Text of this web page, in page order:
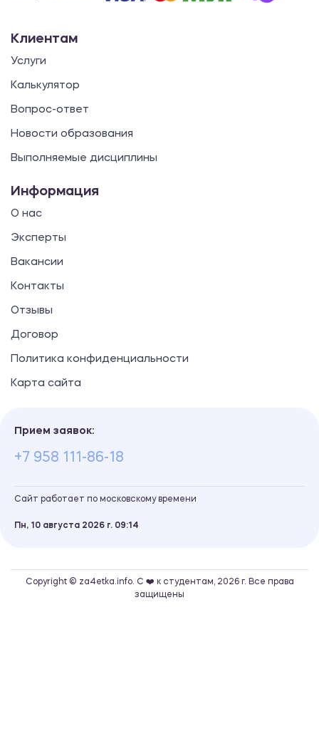
Клиентам
Услуги
Калькулятор
Вопрос-ответ
Новости образования
Выполняемые дисциплины
Информация
О нас
Эксперты
Вакансии
Контакты
Отзывы
Договор
Политика конфиденциальности
Карта сайта
Прием заявок:
+7 958 111-86-18
Сайт работает по московскому времени
Пн, 10 августа 2026 г. 09:14
Copyright © za4etka.info. С ❤️ к студентам, 2026 г. Все права
защищены